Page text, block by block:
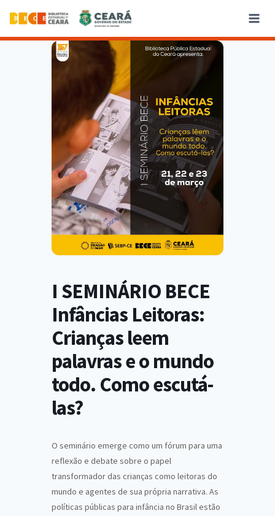
I SEMINÁRIO BECE
Infâncias Leitoras:
Crianças leem
palavras e o mundo
todo. Como escutá-
las?
O seminário emerge como um fórum para uma
reflexão e debate sobre o papel
transformador das crianças como leitoras do
mundo e agentes de sua própria narrativa. As
políticas públicas para infância no Brasil estão